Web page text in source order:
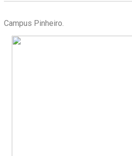
Campus Pinheiro.